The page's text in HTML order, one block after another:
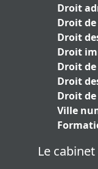
Droit
Droit
Droit
Droit
Droit
Droit
Droit
Ville
Le cabinet